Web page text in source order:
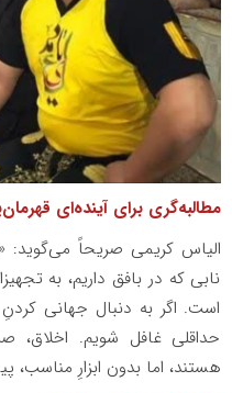
مطالبه‌گری برای آینده‌ای
الیاس کریمی صریحاً می‌گوید:
نابی که در بافق داریم، به
است. اگر به دنبال جهانی
حداقلی غافل شویم. اخلاق،
هستند، اما بدون ابزارِ